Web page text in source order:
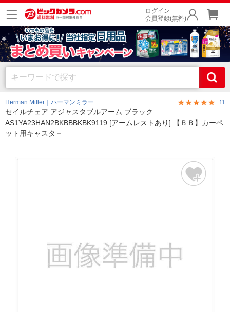
ログイン
会員登録(無料)
Herman Miller｜ハーマンミラー 11
セイルチェア アジャスタブルアーム ブラック
AS1YA23HAN2BKBBBKBK9119 [アームレストあり] 【ＢＢ】カーペ
ット用キャスタ－